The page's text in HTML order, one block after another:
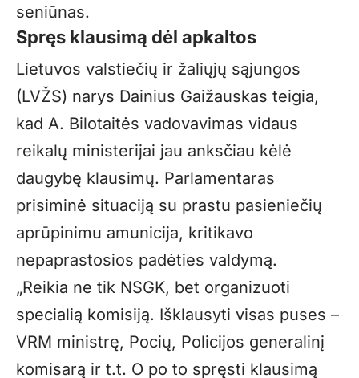
seniūnas.
Spręs klausimą dėl apkaltos
Lietuvos valstiečių ir žaliųjų sąjungos
(LVŽS) narys Dainius Gaižauskas teigia,
kad A. Bilotaitės vadovavimas vidaus
reikalų ministerijai jau anksčiau kėlė
daugybę klausimų. Parlamentaras
prisiminė situaciją su prastu pasieniečių
aprūpinimu amunicija, kritikavo
nepaprastosios padėties valdymą.
„Reikia ne tik NSGK, bet organizuoti
specialią komisiją. Išklausyti visas puses –
VRM ministrę, Pocių, Policijos generalinį
komisarą ir t.t. O po to spręsti klausimą